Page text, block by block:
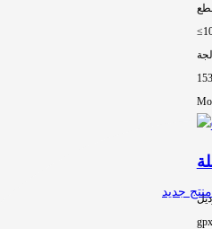
جديد